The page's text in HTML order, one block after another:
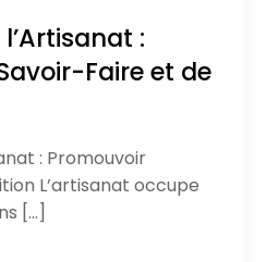
:
Faire et de
: Promouvoir
L’artisanat occupe
[…]